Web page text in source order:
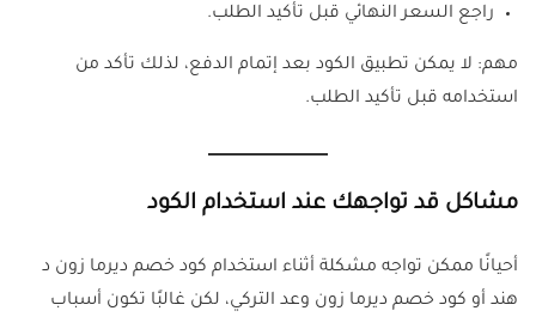
راجع السعر النهائي قبل تأكيد الطلب.
مهم: لا يمكن تطبيق الكود بعد إتمام الدفع، لذلك تأكد من
استخدامه قبل تأكيد الطلب.
مشاكل قد تواجهك عند استخدام الكود
أحيانًا ممكن تواجه مشكلة أثناء استخدام كود خصم ديرما زون د
هند أو كود خصم ديرما زون وعد التركي، لكن غالبًا تكون أسباب